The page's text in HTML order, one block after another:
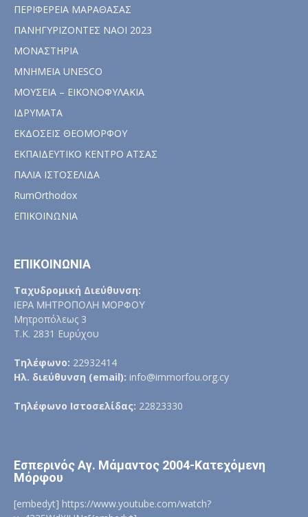
ΠΕΡΙΦΕΡΕΙΑ ΜΑΡΑΘΑΣΑΣ
ΠΑΝΗΓΥΡΙΖΟΝΤΕΣ ΝΑΟΙ 2023
ΜΟΝΑΣΤΗΡΙΑ
ΜΝΗΜΕΙΑ UNESCO
ΜΟΥΣΕΙΑ – ΕΙΚΟΝΟΦΥΛΑΚΙΑ
ΙΔΡΥΜΑΤΑ
ΕΚΔΟΣΕΙΣ ΘΕΟΜΟΡΦΟΥ
ΕΚΠΑΙΔΕΥΤΙΚΟ ΚΕΝΤΡΟ ΑΤΣΑΣ
ΠΑΛΙΑ ΙΣΤΟΣΕΛΙΔΑ
RumOrthodox
ΕΠΙΚΟΙΝΩΝΙΑ
ΕΠΙΚΟΙΝΩΝΙΑ
Ταχυδρομική Διεύθυνση:
ΙΕΡΑ ΜΗΤΡΟΠΟΛΗ ΜΟΡΦΟΥ
Μητροπόλεως 3
Τ.Κ. 2831 Ευρύχου
Τηλέφωνο: 22932414
Ηλ. διεύθυνση (email): info@immorfou.org.cy
Τηλέφωνο Ιστοσελίδας: 22823330
Εσπερινός Αγ. Μάμαντος 2004-Κατεχόμενη
Μόρφου
[embedyt] https://www.youtube.com/watch?